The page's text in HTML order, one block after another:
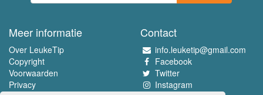
Meer informatie
Over LeukeTip
Copyright
Voorwaarden
Privacy
Contact
info.leuketip@gmail.com
Facebook
Twitter
Instagram